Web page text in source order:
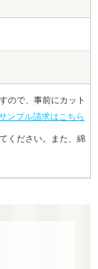
ので、事前にカット
ンプル請求はこちら
ください。また、綿